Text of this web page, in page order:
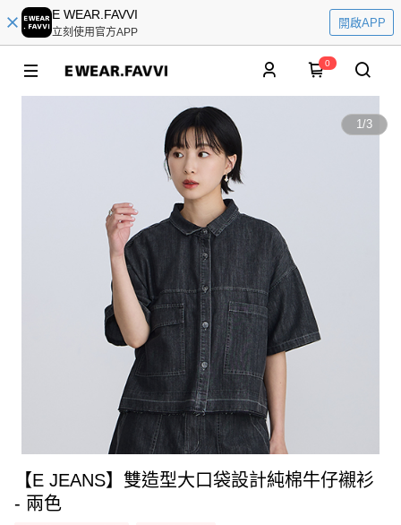
E WEAR.FAVVI
立刻使用官方APP
開啟APP
0
1/3
【E JEANS】雙造型大口袋設計純棉牛仔襯衫
- 兩色